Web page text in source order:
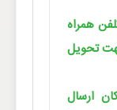
همراه
تحویل
ارسال